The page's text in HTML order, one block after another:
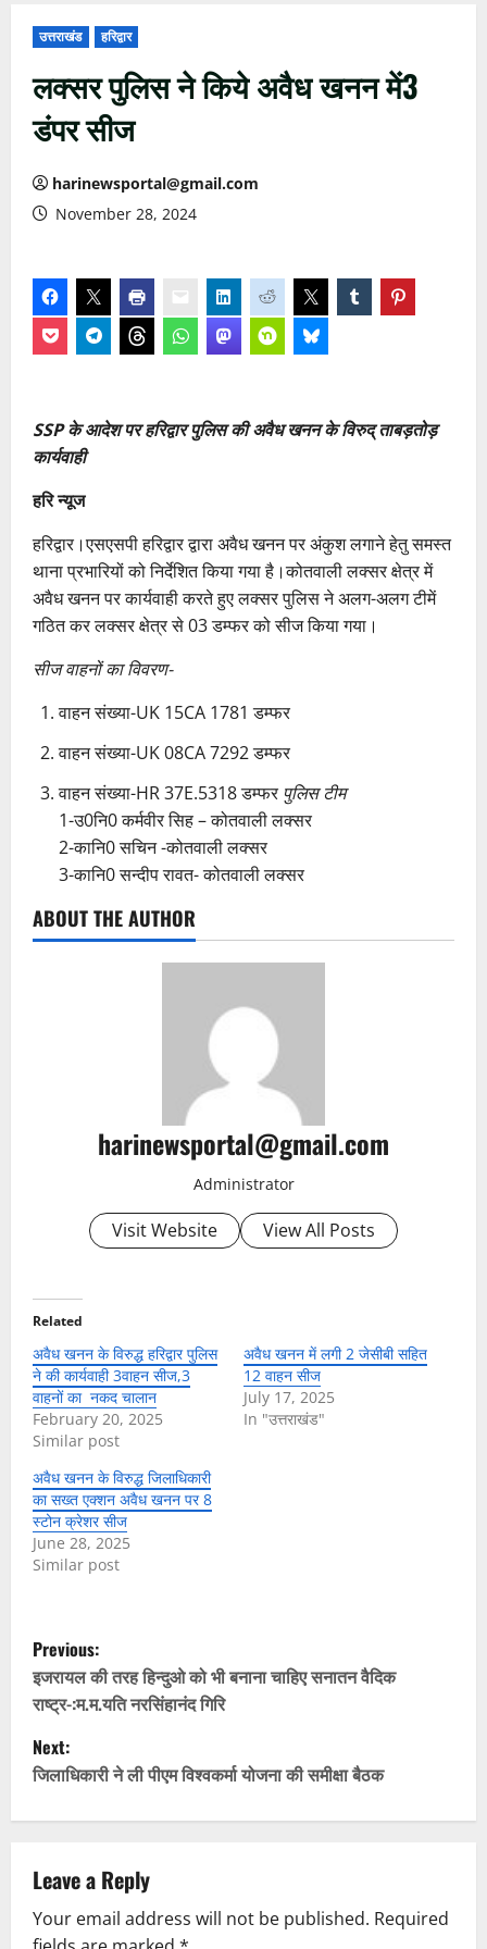
उत्तराखंड हरिद्वार
लक्सर पुलिस ने किये अवैध खनन में3
डंपर सीज
harinewsportal@gmail.com
November 28, 2024
SSP के आदेश पर हरिद्वार पुलिस की अवैध खनन के विरुद् ताबड़तोड़
कार्यवाही
हरि न्यूज
हरिद्वार।एसएसपी हरिद्वार द्वारा अवैध खनन पर अंकुश लगाने हेतु समस्त
थाना प्रभारियों को निर्देशित किया गया है।कोतवाली लक्सर क्षेत्र में
अवैध खनन पर कार्यवाही करते हुए लक्सर पुलिस ने अलग-अलग टीमें
गठित कर लक्सर क्षेत्र से 03 डम्फर को सीज किया गया।
सीज वाहनों का विवरण-
वाहन संख्या-UK 15CA 1781 डम्फर
⁠वाहन संख्या-UK 08CA 7292 डम्फर
⁠वाहन संख्या-HR 37E.5318 डम्फर पुलिस टीम
1-उ0नि0 कर्मवीर सिह – कोतवाली लक्सर
2-कानि0 सचिन -कोतवाली लक्सर
3-कानि0 सन्दीप रावत- कोतवाली लक्सर
ABOUT THE AUTHOR
harinewsportal@gmail.com
Administrator
Visit Website View All Posts
Related
अवैध खनन के विरुद्ध हरिद्वार पुलिस
ने की कार्यवाही 3वाहन सीज,3
वाहनों का नकद चालान
February 20, 2025
Similar post
अवैध खनन में लगी 2 जेसीबी सहित
12 वाहन सीज
July 17, 2025
In "उत्तराखंड"
अवैध खनन के विरुद्ध जिलाधिकारी
का सख्त एक्शन अवैध खनन पर 8
स्टोन क्रेशर सीज
June 28, 2025
Similar post
P
o
s
t
n
a
v
Previous:
इजरायल की तरह हिन्दुओ को भी बनाना चाहिए सनातन वैदिक
राष्ट्र-:म.म.यति नरसिंहानंद गिरि
Next:
जिलाधिकारी ने ली पीएम विश्वकर्मा योजना की समीक्षा बैठक
Leave a Reply
Your email address will not be published. Required